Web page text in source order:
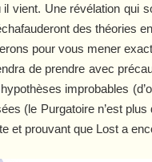
il vient. Une révélation
des théories
pour vous mener
de prendre avec
improbables
(le Purgatoire n’est
et prouvant que Losta